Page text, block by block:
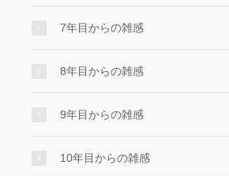
7年目からの雑感
8年目からの雑感
9年目からの雑感
10年目からの雑感